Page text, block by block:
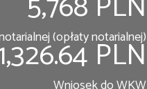
(opłaty notarialnej)
PLN